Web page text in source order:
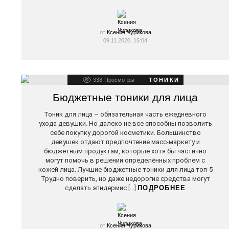
от Ксения Чурикова
09.11.2020, 15:04
338 Просмотры ТОНИКИ
Бюджетные тоники для лица
Тоник для лица – обязательная часть ежедневного
ухода девушки. Но далеко не все способны позволить
себе покупку дорогой косметики. Большинство
девушек отдают предпочтение масс-маркету и
бюджетным продуктам, которые хотя бы частично
могут помочь в решении определённых проблем с
кожей лица. Лучшие бюджетные тоники для лица топ-5
Трудно поверить, но даже недорогие средства могут
сделать эпидермис […] ПОДРОБНЕЕ
от Ксения Чурикова